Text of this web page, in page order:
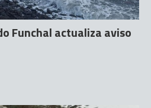
Funchal actualiza aviso